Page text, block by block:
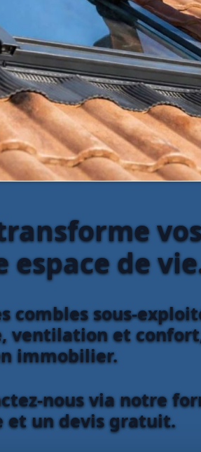
de
combles sous-
ventilation et
immobilier.
nous via notre
et un devis gratuit.